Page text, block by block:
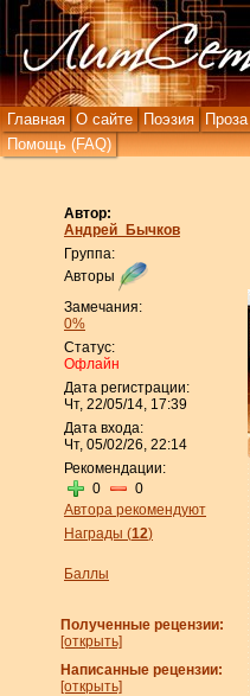
Главная О сайте Поэзия Проза
Помощь (FAQ)
Автор:
Андрей_Бычков
Группа:
Авторы
Замечания:
0%
Статус:
Офлайн
Дата регистрации:
Чт, 22/05/14, 17:39
Дата входа:
Чт, 05/02/26, 22:14
Рекомендации:
0
0
Автора рекомендуют
Награды (12)
Баллы
Полученные рецензии:
[открыть]
Написанные рецензии:
[открыть]